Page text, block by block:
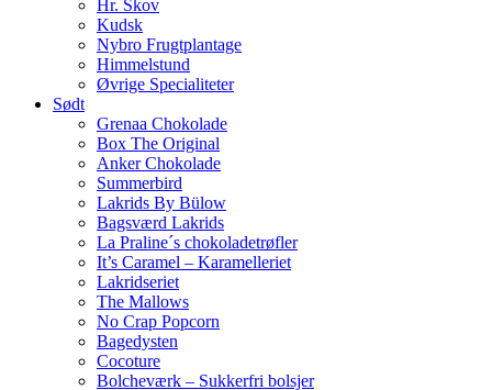
Hr. Skov
Kudsk
Nybro Frugtplantage
Himmelstund
Øvrige Specialiteter
Sødt
Grenaa Chokolade
Box The Original
Anker Chokolade
Summerbird
Lakrids By Bülow
Bagsværd Lakrids
La Praline´s chokoladetrøfler
It’s Caramel – Karamelleriet
Lakridseriet
The Mallows
No Crap Popcorn
Bagedysten
Cocoture
Bolcheværk – Sukkerfri bolsjer